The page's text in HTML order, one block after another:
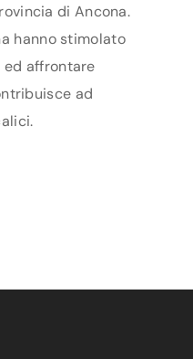
di Ancona.
hanno stimolato
affrontare
ad